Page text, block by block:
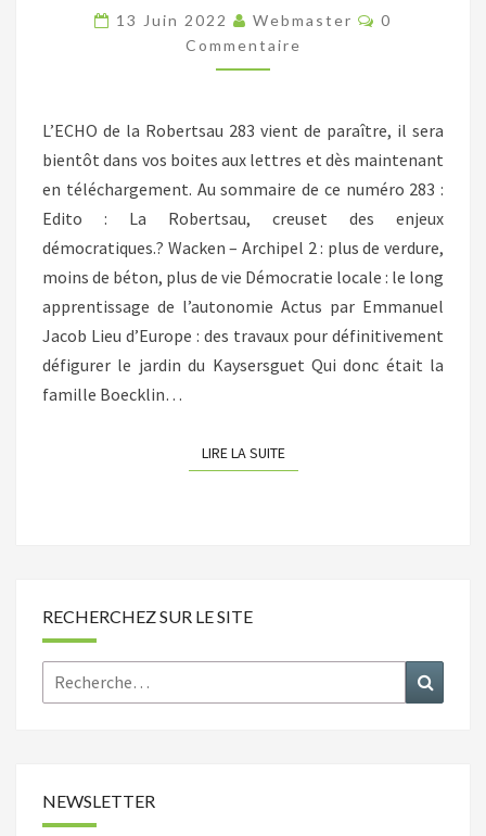
283,
VOTRE
MAGAZINE
QUARTIER
VIENT
DE
SORTIR
!
13 Juin 2022 Webmaster
0
Commentaire
L’ECHO de la Robertsau 283 vient de paraître, il sera
bientôt dans vos boites aux lettres et dès maintenant
en téléchargement. Au sommaire de ce numéro 283 :
Edito : La Robertsau, creuset des enjeux
démocratiques.? Wacken – Archipel 2 : plus de verdure,
moins de béton, plus de vie Démocratie locale : le long
apprentissage de l’autonomie Actus par Emmanuel
Jacob Lieu d’Europe : des travaux pour définitivement
défigurer le jardin du Kaysersguet Qui donc était la
famille Boecklin…
LIRE LA SUITELIRE LA SUITE
RECHERCHEZ SUR LE SITE
Rechercher :
NEWSLETTER